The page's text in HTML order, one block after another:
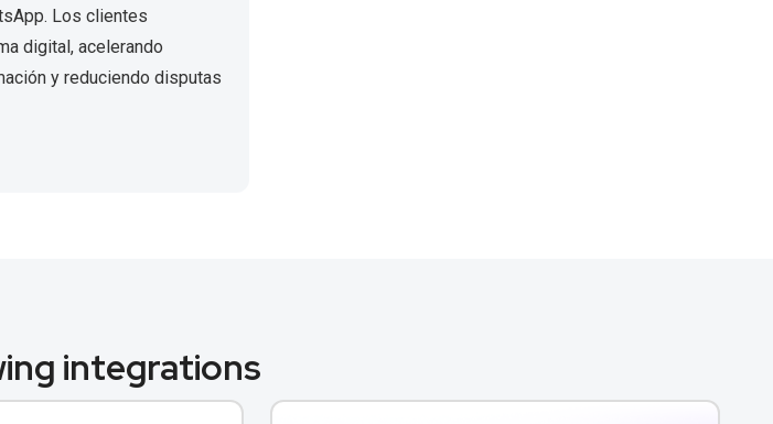
Los clientes
digital, acelerando
y reduciendo disputas
integrations